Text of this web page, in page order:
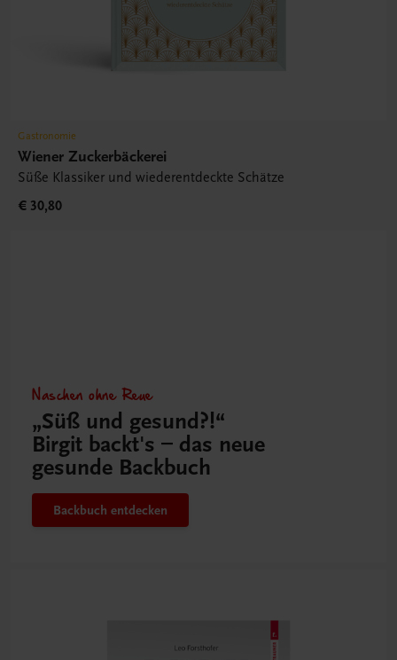
Gastronomie
Wiener Zuckerbäckerei
Süße Klassiker und wiederentdeckte Schätze
€ 30,80
Naschen ohne Reue
„Süß und gesund?!“
Birgit backt's – das neue
gesunde Backbuch
Backbuch entdecken